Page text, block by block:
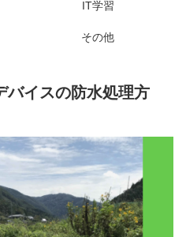
IT学習
その他
バイスの防水処理方